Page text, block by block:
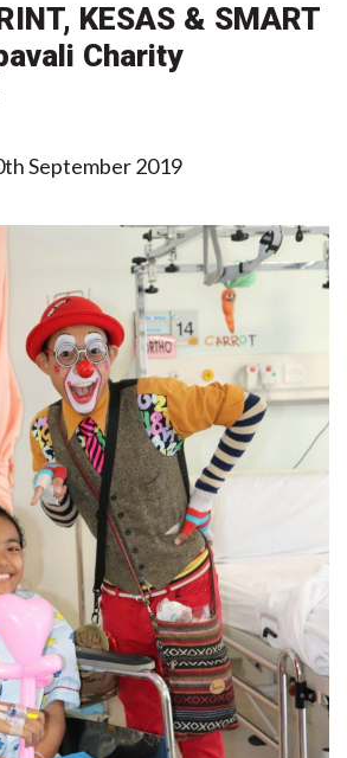
KESAS & SMART
Charity
September 2019